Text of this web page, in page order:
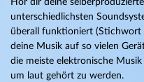
unterschiedlichsten
überall funktioniert (Stichwort
deine Musik auf so vielen
die meiste elektronische
um laut gehört zu werden.